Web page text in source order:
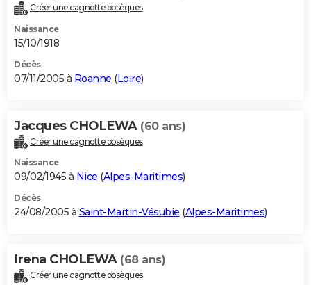
Créer une cagnotte obsèques
Naissance
15/10/1918
Décès
07/11/2005 à Roanne (Loire)
Jacques CHOLEWA (60 ans)
Créer une cagnotte obsèques
Naissance
09/02/1945 à Nice (Alpes-Maritimes)
Décès
24/08/2005 à Saint-Martin-Vésubie (Alpes-Maritimes)
Irena CHOLEWA (68 ans)
Créer une cagnotte obsèques